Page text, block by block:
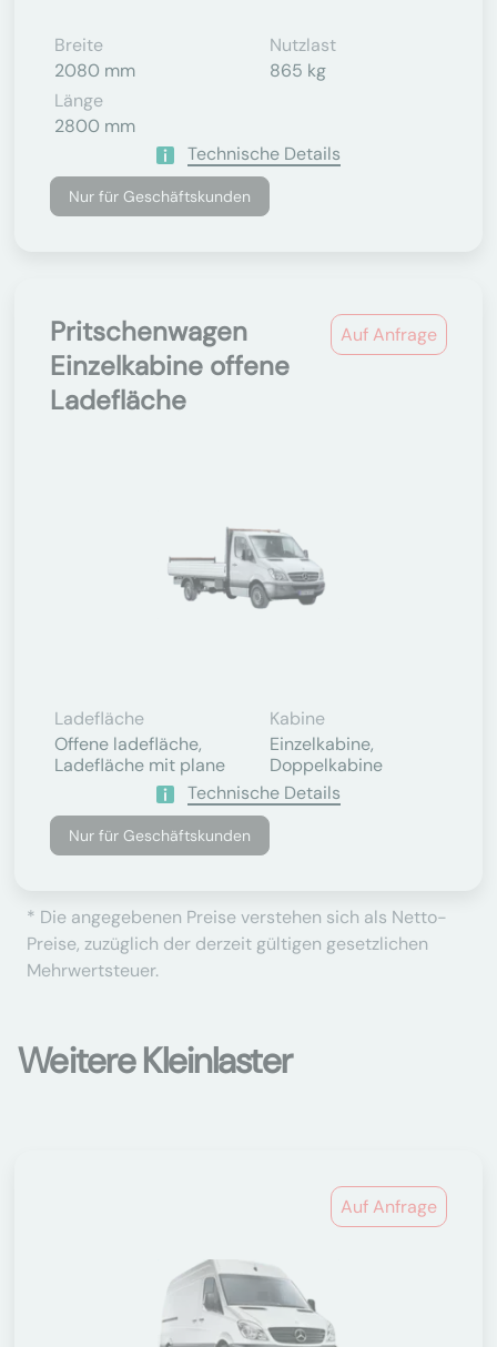
Breite
2080 mm
Nutzlast
865 kg
Länge
2800 mm
Technische Details
Nur für Geschäftskunden
Auf Anfrage
Pritschenwagen
Einzelkabine offene
Ladefläche
Ladefläche
Offene ladefläche,
Ladefläche mit plane
Kabine
Einzelkabine,
Doppelkabine
Technische Details
Nur für Geschäftskunden
* Die angegebenen Preise verstehen sich als Netto-
Preise, zuzüglich der derzeit gültigen gesetzlichen
Mehrwertsteuer.
Weitere Kleinlaster
Auf Anfrage